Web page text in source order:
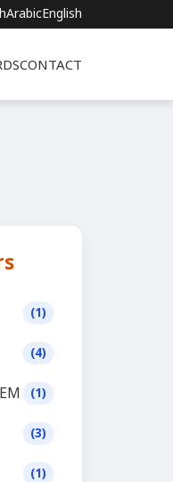
ArabicEnglish
CONTACT
(1)
(4)
(1)
(3)
(1)